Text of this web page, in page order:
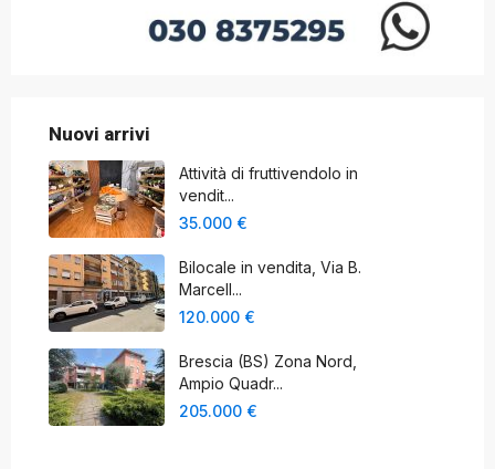
Nuovi arrivi
Attività di fruttivendolo in
vendit...
35.000 €
Bilocale in vendita, Via B.
Marcell...
120.000 €
Brescia (BS) Zona Nord,
Ampio Quadr...
205.000 €